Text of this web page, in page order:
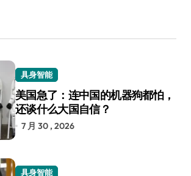
具身智能
美国急了：连中国的机器狗都怕，
还谈什么大国自信？
7 月 30 , 2026
具身智能